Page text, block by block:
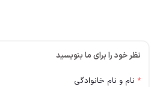
نظر خود را برای ما بنویسید
* نام و نام خانوادگی